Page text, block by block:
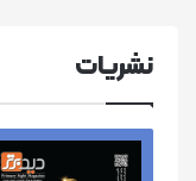
نشریات